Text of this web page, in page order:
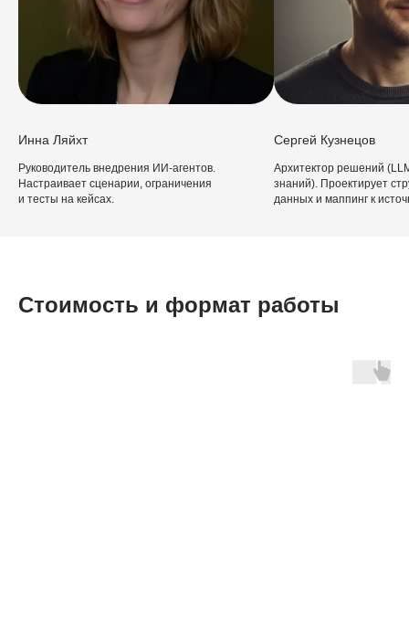
Инна Ляйхт
Руководитель внедрения ИИ‑агентов.
Настраивает сценарии, ограничения
и тесты на кейсах.
Сергей Кузнецов
Архитектор решений
знаний). Проектирует
данных и маппинг к
Стоимость и формат работы